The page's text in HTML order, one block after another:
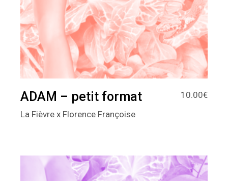
ADAM – petit format 10.00€
La Fièvre x Florence Françoise